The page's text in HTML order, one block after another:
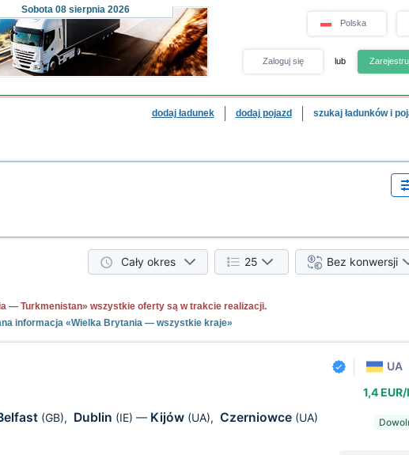
Sobota08 sierpnia 2026
Polska
Zaloguj się lub
dodaj ładunek dodaj pojazd szukaj ładunków i
Cały okres 25 Bez konwersji
— Turkmenistan» wszystkie oferty są w trakcie realizacji.
informacja «Wielka Brytania — wszystkie kraje»
UA
(GB), Dublin (IE) — Kijów (UA), Czerniowce (UA)
1,4